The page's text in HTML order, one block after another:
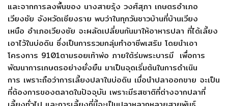
และจากการลงพื้นของ นางสายรุ้ง วงศ์สุภา เกษตรอำเภอ
เวียงชัย จังหวัดเชียงราย พบว่าในทุกวันชาวบ้านที่บ้านเวียง
เหนือ อำเภอเวียงชัย จะผลัดเปลี่ยนกันมาให้อาหารปลา ที่ได้เลี้ยง
เอาไว้ในบ่อดิน ซึ่งเป็นการรวมกลุ่มทำอาชีพเสริม โดยนำเอา
โครงการ 9101ตามรอยเท้าพ่อ ภายใต้ร่มพระบารมี เพื่อการ
พัฒนาการเกษตรอย่างยั่งยืน มาเป็นจุดเริ่มต้นในการดำเนิน
การ เพราะถือว่าการเลี้ยงปลาในบ่อดิน เมื่อนำปลาออกขาย จะเป็น
ที่ต้องการของตลาดในปัจจุบัน เพราะมีรสชาติที่ต่างจากปลาที่